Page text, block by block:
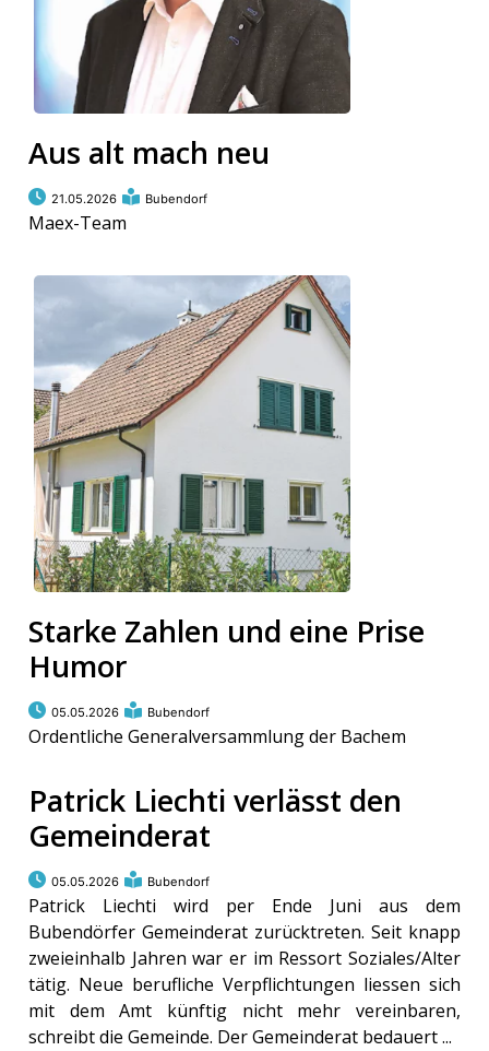
Aus alt mach neu
21.05.2026 Bubendorf
Maex-Team
Starke Zahlen und eine Prise
Humor
05.05.2026 Bubendorf
Ordentliche Generalversammlung der Bachem
Patrick Liechti verlässt den
Gemeinderat
05.05.2026 Bubendorf
Patrick Liechti wird per Ende Juni aus dem
Bubendörfer Gemeinderat zurücktreten. Seit knapp
zweieinhalb Jahren war er im Ressort Soziales/Alter
tätig. Neue berufliche Verpflichtungen liessen sich
mit dem Amt künftig nicht mehr vereinbaren,
schreibt die Gemeinde. Der Gemeinderat bedauert ...